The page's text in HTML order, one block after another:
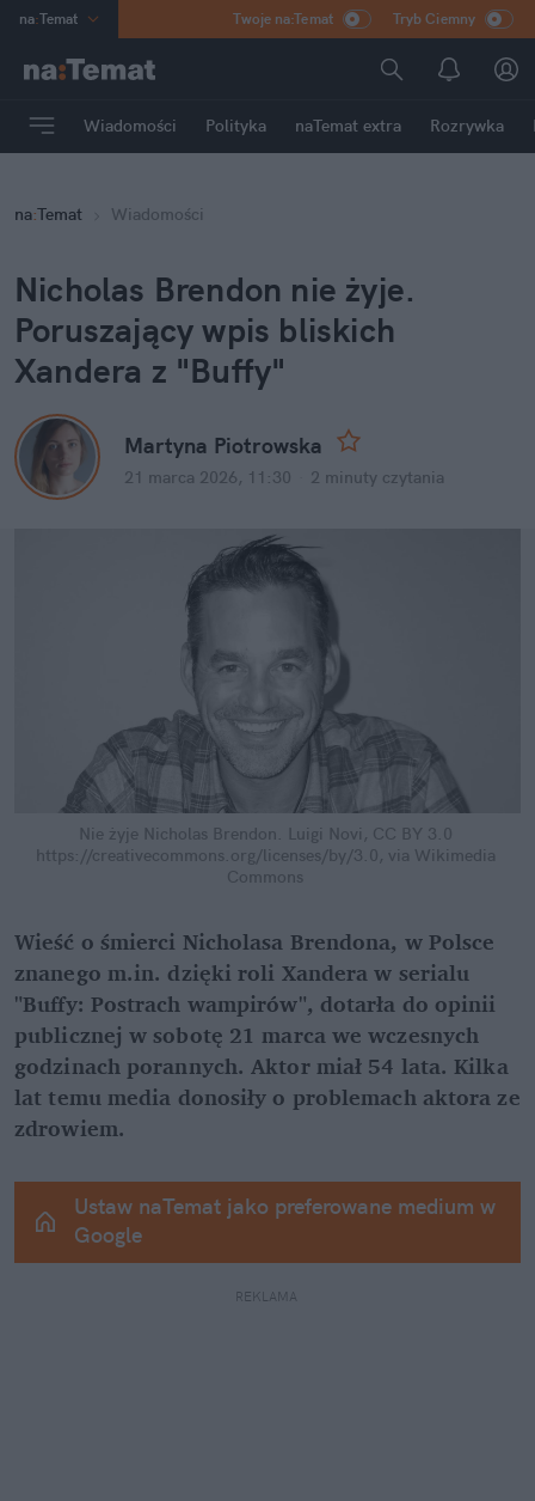
na:Temat
Poland
mama
Rozrywka
Twoje na:Temat Tryb Ciemny
Wiadomości Polityka naTemat extra Rozrywka
na:Temat Wiadomości
Nicholas Brendon nie żyje.
Poruszający wpis bliskich
Xandera z "Buffy"
Martyna Piotrowska
21 marca 2026, 11:30 2 minuty czytania
Nie żyje Nicholas Brendon. Luigi Novi, CC BY 3.0
https://creativecommons.org/licenses/by/3.0, via Wikimedia
Commons
Wieść o śmierci Nicholasa Brendona, w Polsce
znanego m.in. dzięki roli Xandera w serialu
"Buffy: Postrach wampirów", dotarła do opinii
publicznej w sobotę 21 marca we wczesnych
godzinach porannych. Aktor miał 54 lata. Kilka
lat temu media donosiły o problemach aktora ze
zdrowiem.
Ustaw naTemat jako preferowane medium w
Google
REKLAMA